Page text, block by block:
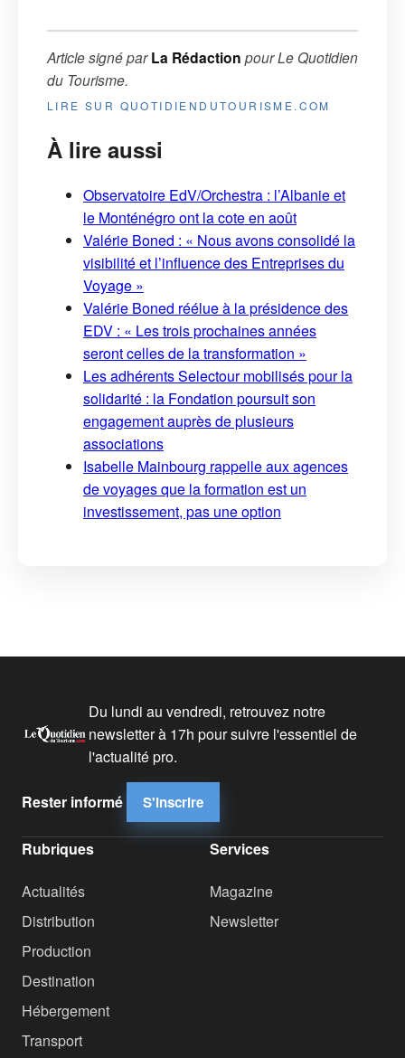
Article signé parLa Rédaction pourLe Quotidien
du Tourisme.
LIRE SUR QUOTIDIENDUTOURISME.COM
À lire aussi
Observatoire EdV/Orchestra : l’Albanie et
le Monténégro ont la cote en août
Valérie Boned : « Nous avons consolidé la
visibilité et l’influence des Entreprises du
Voyage »
Valérie Boned réélue à la présidence des
EDV : « Les trois prochaines années
seront celles de la transformation »
Les adhérents Selectour mobilisés pour la
solidarité : la Fondation poursuit son
engagement auprès de plusieurs
associations
Isabelle Mainbourg rappelle aux agences
de voyages que la formation est un
investissement, pas une option
Du lundi au vendredi, retrouvez notre
newsletter à 17h pour suivre l'essentiel de
l'actualité pro.
Rester informé S'inscrire
Rubriques
Actualités
Distribution
Production
Destination
Hébergement
Transport
Services
Magazine
Newsletter